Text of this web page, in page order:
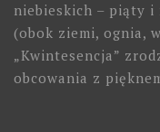
niebieskich – piąty i
(obok ziemi, ognia,
„Kwintesencja”
obcowania z